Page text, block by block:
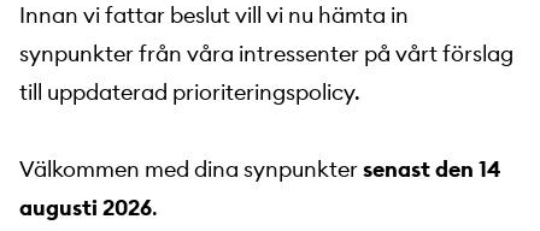
Innan vi fattar beslut vill vi nu hämta in
synpunkter från våra intressenter på vårt förslag
till uppdaterad prioriteringspolicy.
Välkommen med dina synpunktersenast den 14
augusti 2026.